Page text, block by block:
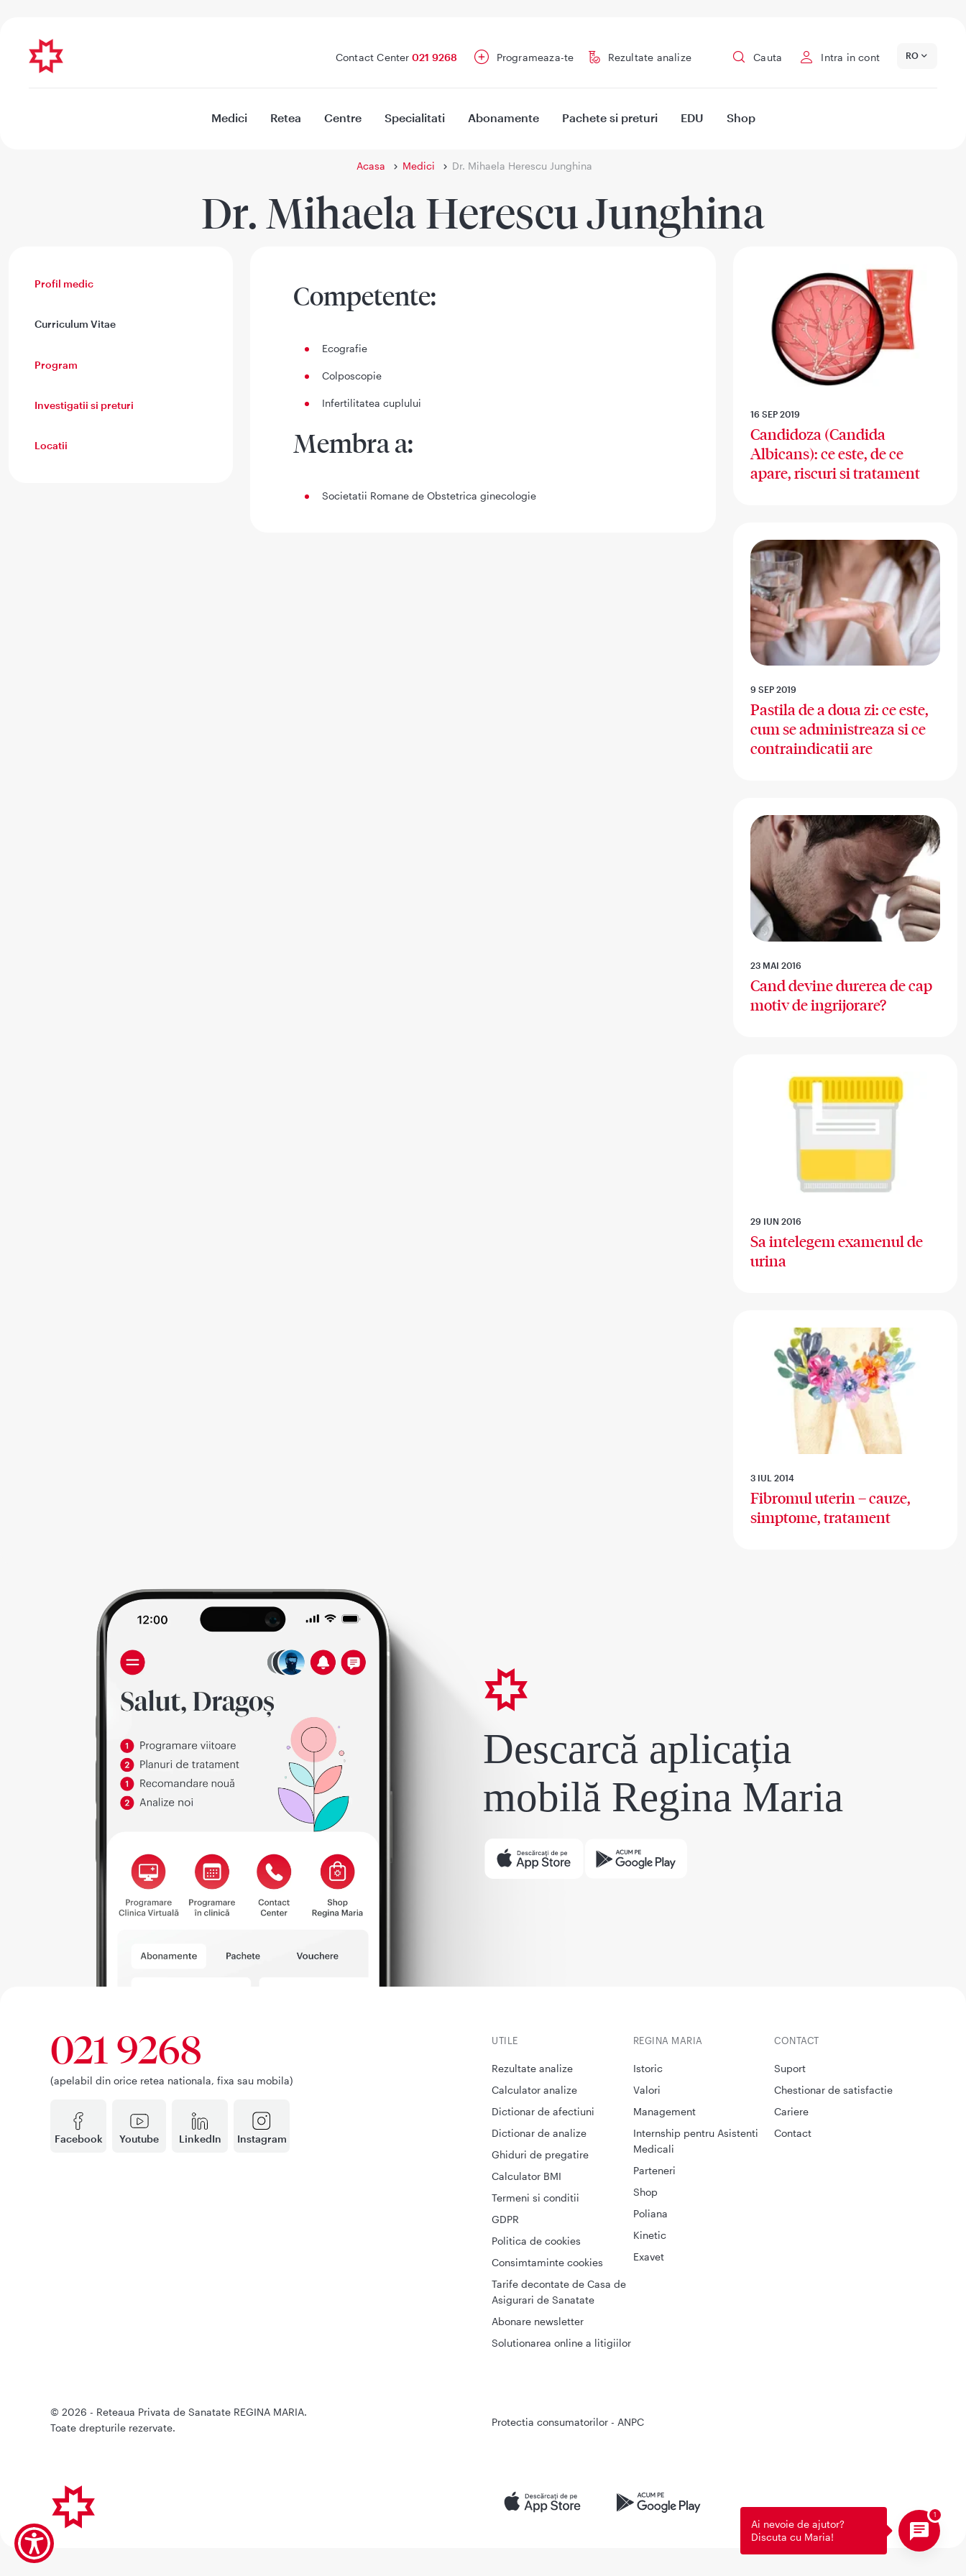
Contact Center 021 9268 Programeaza-te Rezultate analize Cauta Intra in cont RO
Medici Retea Centre Specialitati Abonamente Pachete si preturi EDU Shop
Acasa Medici Dr. Mihaela Herescu Junghina
Dr. Mihaela Herescu Junghina
Profil medic
Curriculum Vitae
Program
Investigatii si preturi
Locatii
Competente:
Ecografie
Colposcopie
Infertilitatea cuplului
Membra a:
Societatii Romane de Obstetrica ginecologie
16 SEP 2019
Candidoza (Candida
Albicans): ce este, de ce
apare, riscuri si tratament
9 SEP 2019
Pastila de a doua zi: ce este,
cum se administreaza si ce
contraindicatii are
23 MAI 2016
Cand devine durerea de cap
motiv de ingrijorare?
29 IUN 2016
Sa intelegem examenul de
urina
3 IUL 2014
Fibromul uterin – cauze,
simptome, tratament
Descarcă aplicația
mobilă Regina Maria
Facebook Youtube LinkedIn Instagram
021 9268
(apelabil din orice retea nationala, fixa sau mobila)
UTILE
Rezultate analize
Calculator analize
Dictionar de afectiuni
Dictionar de analize
Ghiduri de pregatire
Calculator BMI
Termeni si conditii
GDPR
Politica de cookies
Consimtaminte cookies
Tarife decontate de Casa de
Asigurari de Sanatate
Abonare newsletter
Solutionarea online a litigiilor
CONTACT
Suport
Chestionar de satisfactie
Cariere
Contact
REGINA MARIA
Istoric
Valori
Management
Internship pentru Asistenti
Medicali
Parteneri
Shop
Poliana
Kinetic
Exavet
Protectia consumatorilor - ANPC
© 2026 - Reteaua Privata de Sanatate REGINA MARIA.
Toate drepturile rezervate.
Ai nevoie de ajutor?
Discuta cu Maria!